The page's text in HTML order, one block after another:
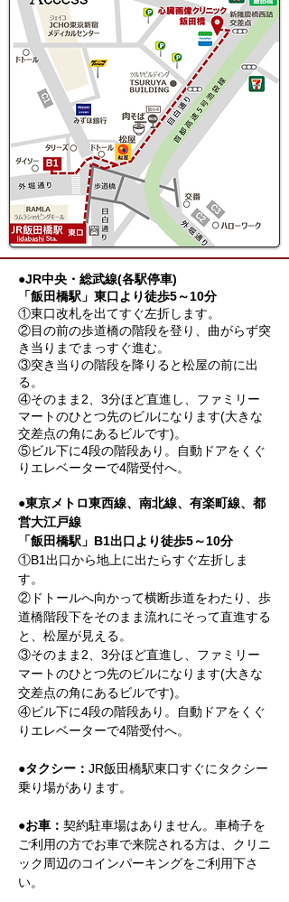
●JR中央・総武線(各駅停車)
「飯田橋駅」東口より徒歩5～10分
①東口改札を出てすぐ左折します。
②目の前の歩道橋の階段を登り、曲がらず突
き当りまでまっすぐ進む。
③突き当りの階段を降りると松屋の前に出
る。
④そのまま2、3分ほど直進し、ファミリー
マートのひとつ先のビルになります(大きな
交差点の角にあるビルです)。
⑤ビル下に4段の階段あり。自動ドアをくぐ
りエレベーターで4階受付へ。
●東京メトロ東西線、南北線、有楽町線、都
営大江戸線
「飯田橋駅」B1出口より徒歩5～10分
①B1出口から地上に出たらすぐ左折しま
す。
②ドトールへ向かって横断歩道をわたり、歩
道橋階段下をそのまま流れにそって直進する
と、松屋が見える。
③そのまま2、3分ほど直進し、ファミリー
マートのひとつ先のビルになります(大きな
交差点の角にあるビルです)。
④ビル下に4段の階段あり。自動ドアをくぐ
りエレベーターで4階受付へ。
●タクシー： JR飯田橋駅東口すぐにタクシー
乗り場があります。
●お車： 契約駐車場はありません。車椅子を
ご利用の方でお車で来院される方は、クリニ
ック周辺のコインパーキングをご利用下さ
い。